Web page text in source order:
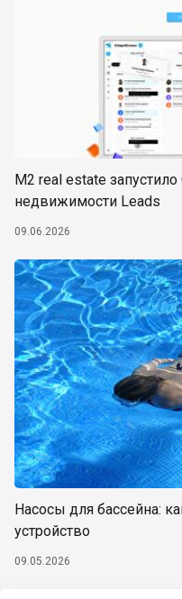
М2 real estate запустило
недвижимости Leads
09.06.2026
Насосы для бассейна:
устройство
09.05.2026